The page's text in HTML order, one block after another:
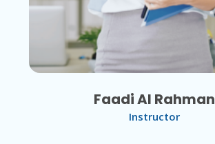
Faadi Al Rahman
Instructor